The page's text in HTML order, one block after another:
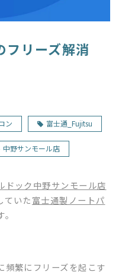
リーズ解消
ン 富士通_Fujitsu
中野サンモール店
ドック中野サンモール店
ていた富士通製ノートパ
頻繁にフリーズを起こす